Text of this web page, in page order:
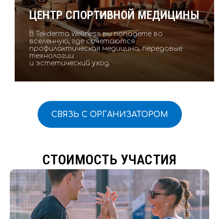
ЦЕНТР СПОРТИВНОЙ МЕДИЦИНЫ
В Tekderma Wellness вы попадете во
вселенную, где сочетаются
профилактическая медицина, передовые
технологии
и эстетический уход.
СВЯЗЬ С ОРГАНИЗАТОРОМ
СТОИМОСТЬ УЧАСТИЯ